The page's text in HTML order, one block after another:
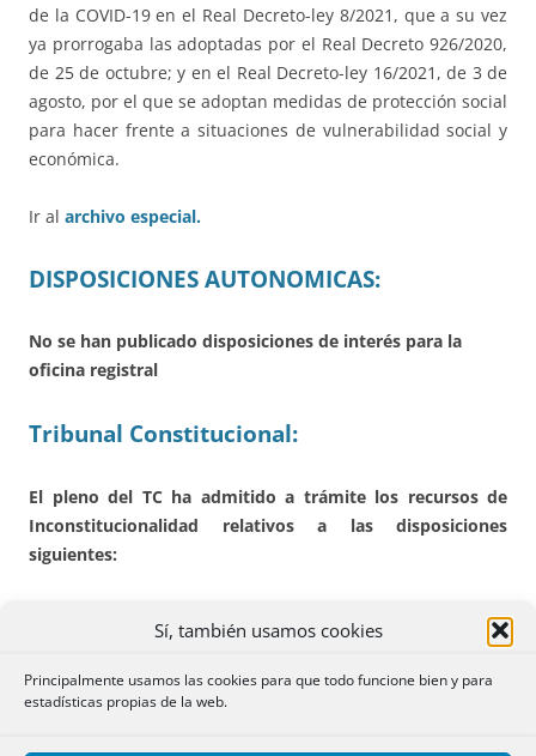
Sí, también usamos cookies
Principalmente usamos las cookies para que todo funcione bien y para
estadísticas propias de la web.
de la COVID-19 en el Real Decreto-ley 8/2021, que a su vez
ya prorrogaba las adoptadas por el Real Decreto 926/2020,
de 25 de octubre; y en el Real Decreto-ley 16/2021, de 3 de
agosto, por el que se adoptan medidas de protección social
para hacer frente a situaciones de vulnerabilidad social y
económica.
Ir al archivo especial.
DISPOSICIONES AUTONOMICAS:
No se han publicado disposiciones de interés para la
oficina registral
Tribunal Constitucional:
El pleno del TC ha admitido a trámite los recursos de
Inconstitucionalidad relativos a las disposiciones
siguientes:
Ley
11/2020, de 18 de septiembre , de medidas urgentes
en materia de contención de rentas en los contratos
de arrendamiento de vivienda